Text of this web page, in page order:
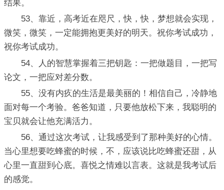
结果。
53、靠近，高考近在咫尺，快，快，梦想就会实现，
微笑，微笑，一定能拥抱更美好的明天。祝你考试成功，
祝你考试成功。
54、人的智慧掌握着三把钥匙：一把做题目，一把写
论文，一把应对差分数。
55、没有内疚的生活是最美丽的！相信自己，冷静地
面对每一个考验。爸爸知道，只要他放松下来，我聪明的
宝贝就会让他充满活力。
56、通过这次考试，让我感受到了那种美好的心情。
当心里想要吃蜂蜜的时候，不，应该说比吃蜂蜜还甜，从
心里一直甜到心底。喜悦之情难以言表。这就是我考试后
的感觉。